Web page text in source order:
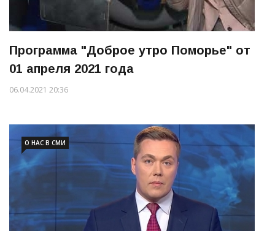
Программа "Доброе утро Поморье" от
01 апреля 2021 года
06.04.2021 20:36
О НАС В СМИ